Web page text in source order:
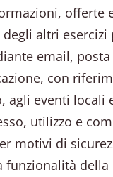
offerte
degli altri
email,
con
agli eventi locali
utilizzo e
motivi di
funzionalità della